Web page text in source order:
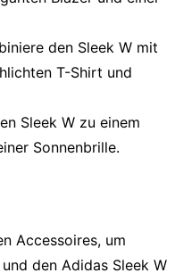
den Sleek W mit
T-Shirt und
Sleek W zu einem
Sonnenbrille.
Accessoires, um
den Adidas Sleek W